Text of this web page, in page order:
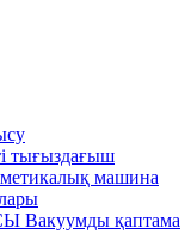
тығыздағыш
машина
қаптама